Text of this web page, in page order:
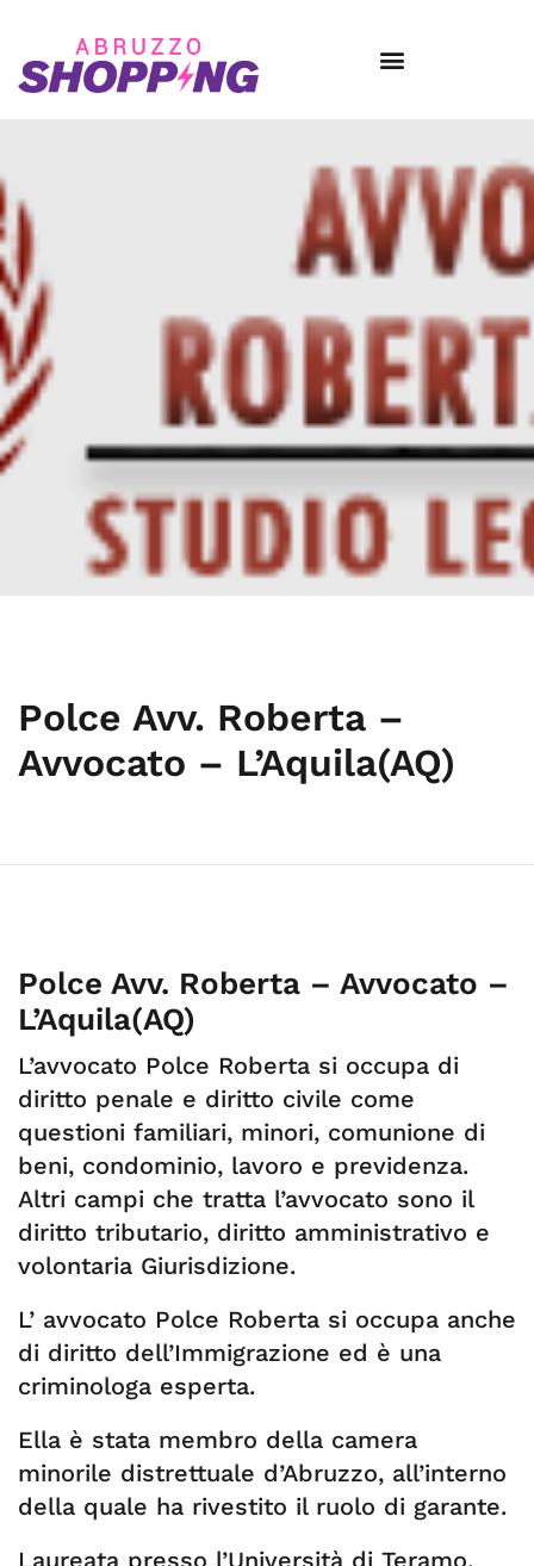
Polce Avv. Roberta –
Avvocato – L’Aquila(AQ)
Polce Avv. Roberta – Avvocato –
L’Aquila(AQ)
L’avvocato Polce Roberta si occupa di
diritto penale e diritto civile come
questioni familiari, minori, comunione di
beni, condominio, lavoro e previdenza.
Altri campi che tratta l’avvocato sono il
diritto tributario, diritto amministrativo e
volontaria Giurisdizione.
L’ avvocato Polce Roberta si occupa anche
di diritto dell’Immigrazione ed è una
criminologa esperta.
Ella è stata membro della camera
minorile distrettuale d’Abruzzo, all’interno
della quale ha rivestito il ruolo di garante.
Laureata presso l’Università di Teramo,